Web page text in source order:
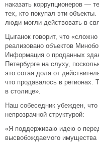
наказать коррупционеров —
тех, кто покупал эти
люди могли действовать в
Цыганок говорит, что
реализовано объектов
Информация о проданных
Петербурге на слуху,
это сотая доля от
что продавалось в
в столице».
Наш собеседник убежден,
непрозрачной структурой:
«Я поддерживаю идею о
высвобождаемого